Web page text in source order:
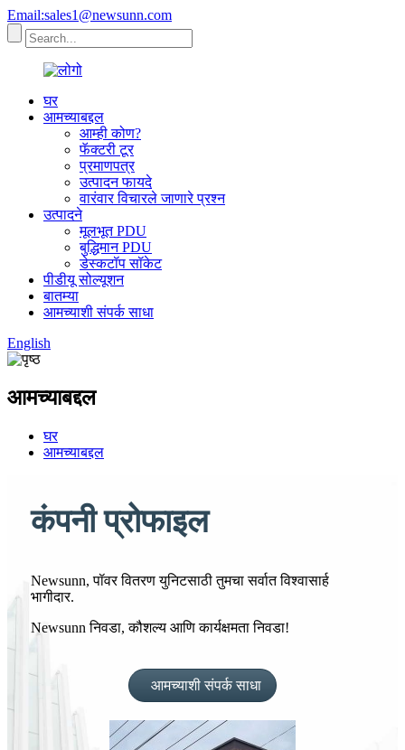
Email:sales1@newsunn.com
घर
आमच्याबद्दल
आम्ही कोण?
फॅक्टरी टूर
प्रमाणपत्र
उत्पादन फायदे
वारंवार विचारले जाणारे प्रश्न
उत्पादने
मूलभूत PDU
बुद्धिमान PDU
डेस्कटॉप सॉकेट
पीडीयू सोल्यूशन
बातम्या
आमच्याशी संपर्क साधा
English
आमच्याबद्दल
घर
आमच्याबद्दल
कंपनी प्रोफाइल
Newsunn, पॉवर वितरण युनिटसाठी तुमचा सर्वात विश्वासार्ह
भागीदार.
Newsunn निवडा, कौशल्य आणि कार्यक्षमता निवडा!
आमच्याशी संपर्क साधा